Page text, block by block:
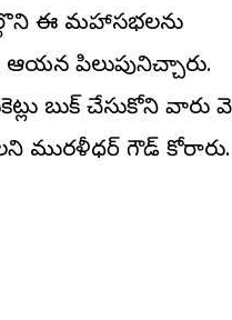
ఈ మహాసభలను
పిలుపునిచ్చారు.
బుక్ చేసుకోని వారు
మురళీధర్ గౌడ్ కోరారు.